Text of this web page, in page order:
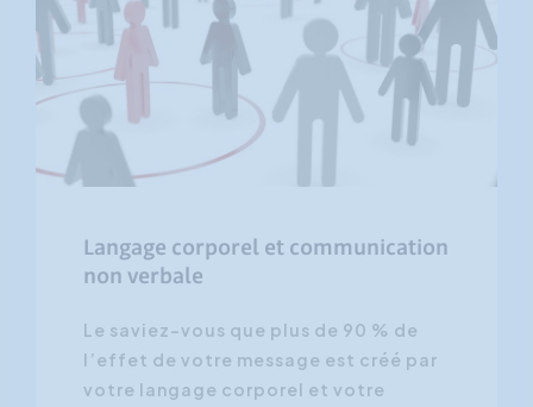
Langage corporel et communication
non verbale
Le saviez-vous que plus de 90 % de
l’effet de votre message est créé par
votre langage corporel et votre